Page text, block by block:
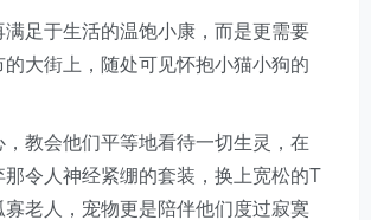
足于生活的温饱小康，而是更需要
大街上，随处可见怀抱小猫小狗的
教会他们平等地看待一切生灵，在
令人神经紧绷的套装，换上宽松的T
老人，宠物更是陪伴他们度过寂寞